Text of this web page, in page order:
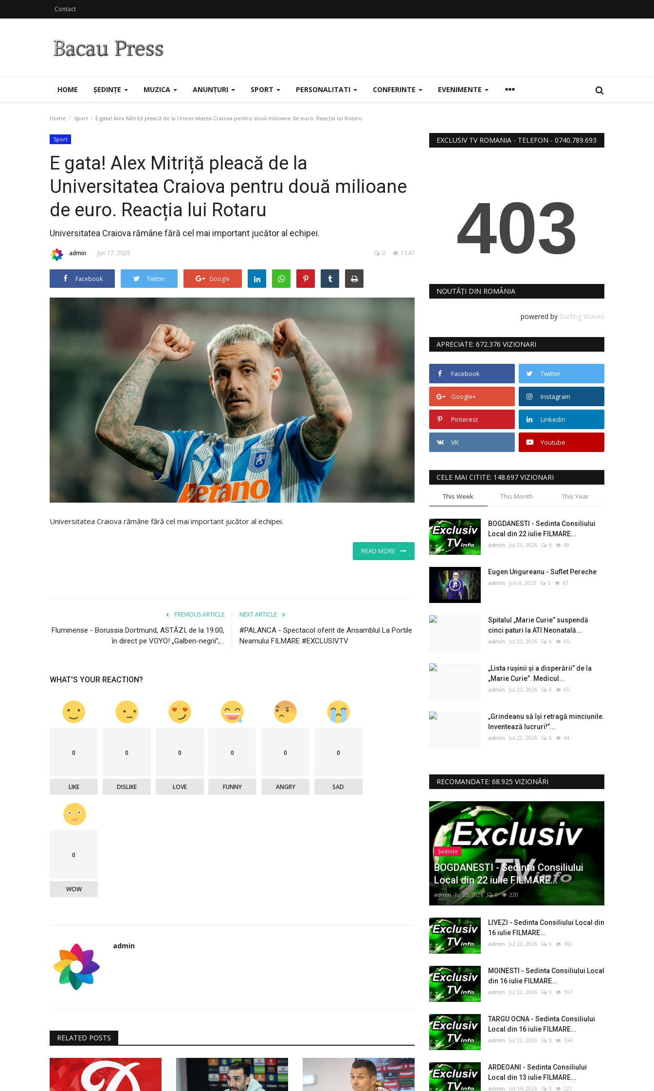
Contact
HOME ȘEDINȚE MUZICA ANUNȚURI SPORT PERSONALITATI CONFERINTE EVENIMENTE
Home Sport E gata! Alex Mitriță pleacă de la Universitatea Craiova pentru două milioane de euro. Reacția lui Rotaru
Sport
E gata! Alex Mitriță pleacă de la
Universitatea Craiova pentru două milioane
de euro. Reacția lui Rotaru
Universitatea Craiova rămâne fără cel mai important jucător al echipei.
admin Jun 17, 2025 1147
0
Facebook Twitter Google
Universitatea Craiova rămâne fără cel mai important jucător al echipei.
READ MORE
PREVIOUS ARTICLE
Fluminense - Borussia Dortmund, ASTĂZI, de la 19:00,
în direct pe VOYO! „Galben-negrii”,...
NEXT ARTICLE
#PALANCA - Spectacol oferit de Ansamblul La Portile
Neamului FILMARE #EXCLUSIVTV
WHAT'S YOUR REACTION?
0
LIKE
0
DISLIKE
0
LOVE
0
FUNNY
0
ANGRY
0
SAD
0
WOW
admin
RELATED POSTS
EXCLUSIV TV ROMANIA - TELEFON - 0740.789.693
NOUTĂȚI DIN ROMÂNIA
powered by Surfing Waves
APRECIATE: 672.376 VIZIONARI
Facebook Twitter
Google+ Instagram
Pinterest Linkedin
VK Youtube
CELE MAI CITITE: 148.697 VIZIONARI
This Week This Month This Year
BOGDANESTI - Sedinta Consiliului
Local din 22 iulie FILMARE...
admin Jul 23, 2026 0 69
Eugen Ungureanu - Suflet Pereche
admin Jun 8, 2023 0 67
Spitalul „Marie Curie” suspendă
cinci paturi la ATI Neonatală...
admin Jul 22, 2026 0 65
„Lista rușinii și a disperării” de la
„Marie Curie”. Medicul...
admin Jul 23, 2026 0 65
„Grindeanu să își retragă minciunile.
Inventează lucruri!”...
admin Jul 22, 2026 0 64
RECOMANDATE: 68.925 VIZIONĂRI
Ședințe
BOGDANESTI - Sedinta Consiliului
Local din 22 iulie FILMARE...
admin Jul 23, 2026 0 220
LIVEZI - Sedinta Consiliului Local din
16 iulie FILMARE...
admin Jul 22, 2026 0 182
MOINESTI - Sedinta Consiliului Local
din 16 iulie FILMARE...
admin Jul 22, 2026 0 197
TARGU OCNA - Sedinta Consiliului
Local din 16 iulie FILMARE...
admin Jul 22, 2026 0 194
ARDEOANI - Sedinta Consiliului
Local din 13 iulie FILMARE...
admin Jul 14, 2026 0 227